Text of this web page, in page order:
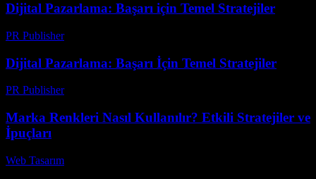
Dijital Pazarlama: Başarı için Temel Stratejiler
PR Publisher-
Dijital Pazarlama: Başarı İçin Temel Stratejiler
PR Publisher-
Marka Renkleri Nasıl Kullanılır? Etkili Stratejiler ve
İpuçları
Web Tasarım